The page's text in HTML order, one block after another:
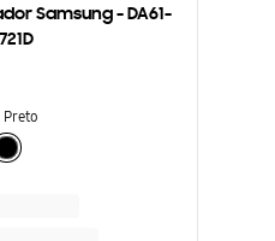
Samsung - DA61-
Preto